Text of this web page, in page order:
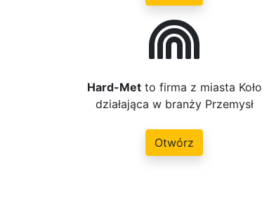
Hard-Metto firma z miasta Koło
działająca w branży Przemysł
Otwórz